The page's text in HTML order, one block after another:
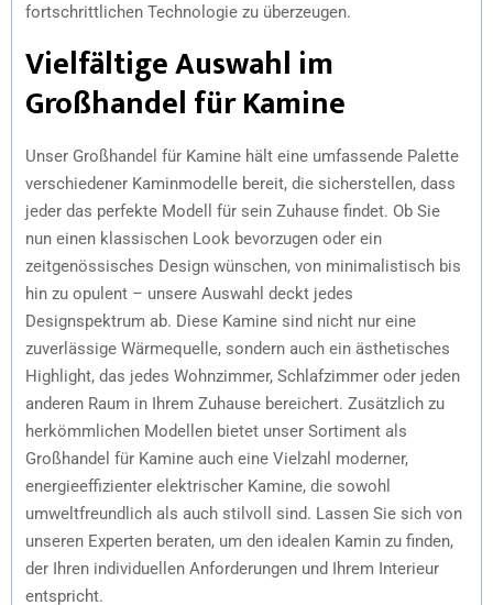
fortschrittlichen Technologie zu überzeugen.
Vielfältige Auswahl im
Großhandel für Kamine
Unser Großhandel für Kamine hält eine umfassende Palette
verschiedener Kaminmodelle bereit, die sicherstellen, dass
jeder das perfekte Modell für sein Zuhause findet. Ob Sie
nun einen klassischen Look bevorzugen oder ein
zeitgenössisches Design wünschen, von minimalistisch bis
hin zu opulent – unsere Auswahl deckt jedes
Designspektrum ab. Diese Kamine sind nicht nur eine
zuverlässige Wärmequelle, sondern auch ein ästhetisches
Highlight, das jedes Wohnzimmer, Schlafzimmer oder jeden
anderen Raum in Ihrem Zuhause bereichert. Zusätzlich zu
herkömmlichen Modellen bietet unser Sortiment als
Großhandel für Kamine auch eine Vielzahl moderner,
energieeffizienter elektrischer Kamine, die sowohl
umweltfreundlich als auch stilvoll sind. Lassen Sie sich von
unseren Experten beraten, um den idealen Kamin zu finden,
der Ihren individuellen Anforderungen und Ihrem Interieur
entspricht.